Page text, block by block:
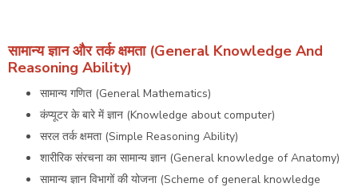
सामान्य ज्ञान और तर्क क्षमता (General Knowledge And
Reasoning Ability)
सामान्य गणित (General Mathematics)
कंप्यूटर के बारे में ज्ञान (Knowledge about computer)
सरल तर्क क्षमता (Simple Reasoning Ability)
शारीरिक संरचना का सामान्य ज्ञान (General knowledge of Anatomy)
सामान्य ज्ञान विभागों की योजना (Scheme of general knowledge